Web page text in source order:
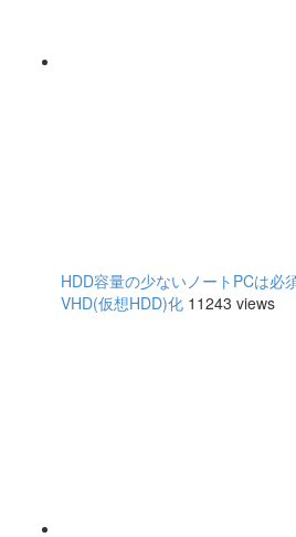
HDD容量の少ないノートPCは必
VHD(仮想HDD)化 11243 views